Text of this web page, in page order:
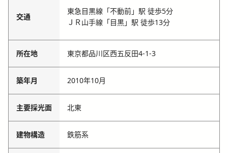
交通
東急目黒線「不動前」駅 徒歩5分
ＪＲ山手線「目黒」駅 徒歩13分
所在地 東京都品川区西五反田4-1-3
築年月 2010年10月
主要採光面 北東
建物構造 鉄筋系